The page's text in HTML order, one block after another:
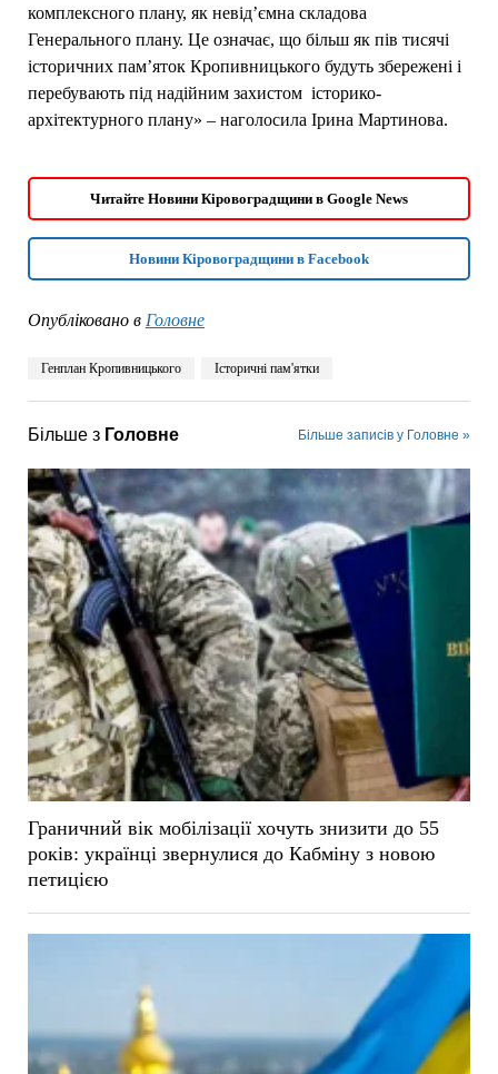
комплексного плану, як невід’ємна складова
Генерального плану. Це означає, що більш як пів тисячі
історичних пам’яток Кропивницького будуть збережені і
перебувають під надійним захистом історико-
архітектурного плану» – наголосила Ірина Мартинова.
Читайте Новини Кіровоградщини в Google News
Новини Кіровоградщини в Facebook
Опубліковано в Головне
Генплан Кропивницького Історичні пам'ятки
Більше з Головне Більше записів у Головне »
Граничний вік мобілізації хочуть знизити до 55
років: українці звернулися до Кабміну з новою
петицією